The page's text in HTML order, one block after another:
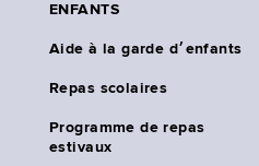
ENFANTS
Aide à la garde d׳enfants
Repas scolaires
Programme de repas
estivaux